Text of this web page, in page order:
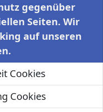
gegenüber
Seiten. Wir
auf unseren
Cookies
Cookies